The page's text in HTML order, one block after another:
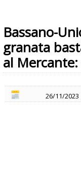
Bassano-
granata
al
26/11/2023